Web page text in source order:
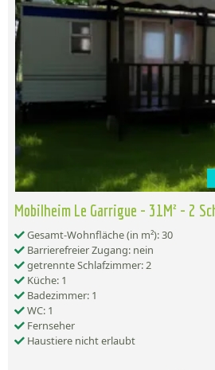
Mobilheim Le Garrigue - 31M² - 2
Gesamt-Wohnfläche (in m²): 30
Barrierefreier Zugang: nein
getrennte Schlafzimmer: 2
Küche: 1
Badezimmer: 1
WC: 1
Fernseher
Haustiere nicht erlaubt